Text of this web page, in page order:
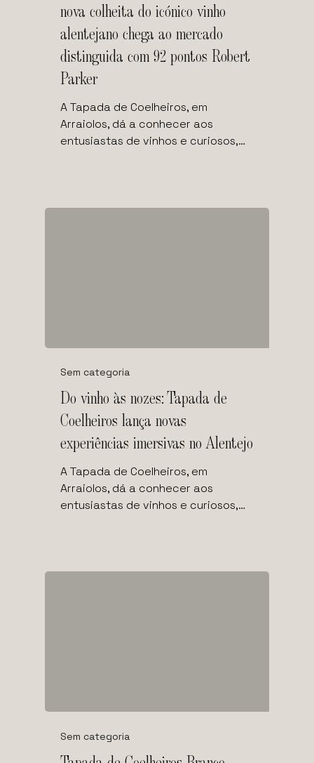
nova colheita do icónico vinho
alentejano chega ao mercado
distinguida com 92 pontos Robert
Parker
A Tapada de Coelheiros, em
Arraiolos, dá a conhecer aos
entusiastas de vinhos e curiosos,…
Sem categoria
Do vinho às nozes: Tapada de
Coelheiros lança novas
experiências imersivas no Alentejo
A Tapada de Coelheiros, em
Arraiolos, dá a conhecer aos
entusiastas de vinhos e curiosos,…
Sem categoria